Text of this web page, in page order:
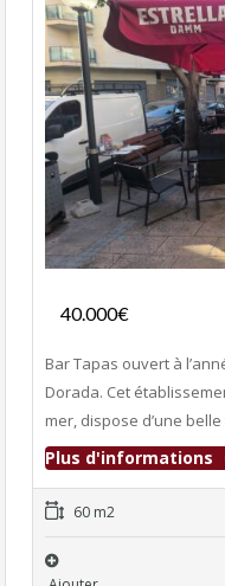
40.000€
Bar Tapas ouvert à
Dorada. Cet
mer, dispose d’une
Plus d'informations
60 m2